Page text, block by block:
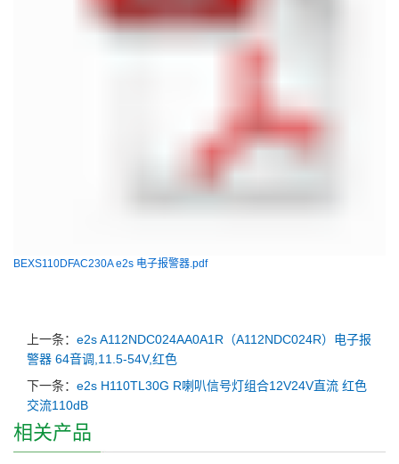
BEXS110DFAC230A e2s 电子报警器.pdf
上一条： e2s A112NDC024AA0A1R（A112NDC024R）电子报
警器 64音调,11.5-54V,红色
下一条： e2s H110TL30G R喇叭信号灯组合12V24V直流 红色
交流110dB
相关产品